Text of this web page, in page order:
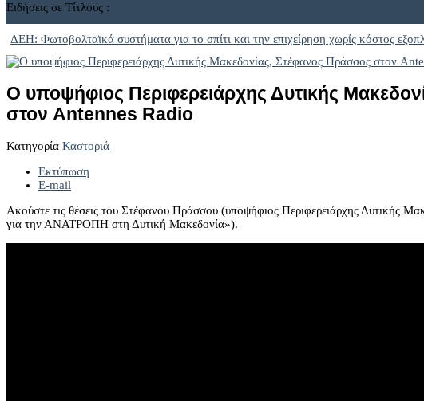
Ειδήσεις σε Τίτλους :
ΔΕΗ: Φωτοβολταϊκά συστήματα για το σπίτι και την επιχείρηση χωρίς κόστος
Ο υποψήφιος Περιφερειάρχης Δυτικής
στον Antennes Radio
Κατηγορία Καστοριά
Εκτύπωση
E-mail
Ακούστε τις θέσεις του Στέφανου Πράσσου (υποψήφιος Περιφερειάρχης Δυτικής
για την ΑΝΑΤΡΟΠΗ στη Δυτική Μακεδονία»).